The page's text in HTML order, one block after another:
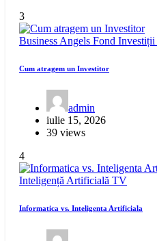
3
Business Angels Fond Investiții
Cum atragem un Investitor
admin
iulie 15, 2026
39 views
4
Inteligență Artificială TV
Informatica vs. Inteligenta Artificiala